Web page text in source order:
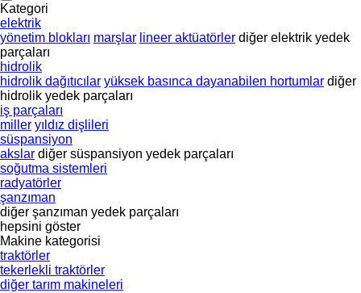
Kategori
elektrik
yönetim blokları marşlar lineer aktüatörler diğer elektrik yedek
parçaları
hidrolik
hidrolik dağıtıcılar yüksek basınca dayanabilen hortumlar diğer
hidrolik yedek parçaları
iş parçaları
miller yıldız dişlileri
süspansiyon
akslar diğer süspansiyon yedek parçaları
soğutma sistemleri
radyatörler
şanzıman
diğer şanzıman yedek parçaları
hepsini göster
Makine kategorisi
traktörler
tekerlekli traktörler
diğer tarım makineleri